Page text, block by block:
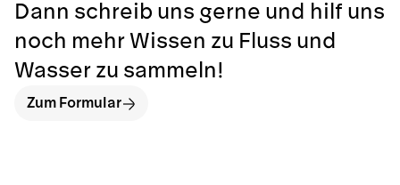
Dann schreib uns gerne und hilf uns
noch mehr Wissen zu Fluss und
Wasser zu sammeln!
Zum Formular